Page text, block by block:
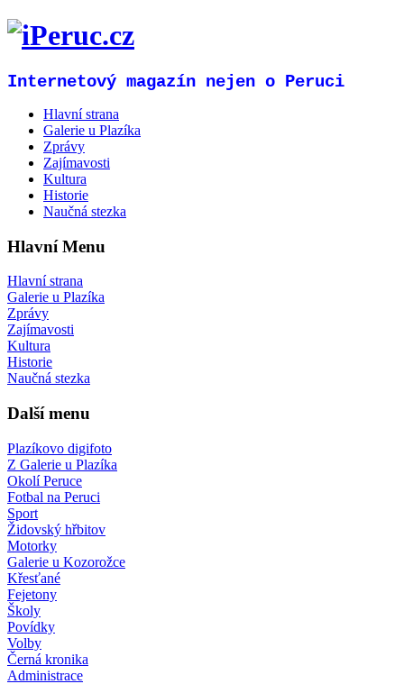
Internetový magazín nejen o Peruci
Hlavní strana
Galerie u Plazíka
Zprávy
Zajímavosti
Kultura
Historie
Naučná stezka
Hlavní Menu
Hlavní strana
Galerie u Plazíka
Zprávy
Zajímavosti
Kultura
Historie
Naučná stezka
Další menu
Plazíkovo digifoto
Z Galerie u Plazíka
Okolí Peruce
Fotbal na Peruci
Sport
Židovský hřbitov
Motorky
Galerie u Kozorožce
Křesťané
Fejetony
Školy
Povídky
Volby
Černá kronika
Administrace